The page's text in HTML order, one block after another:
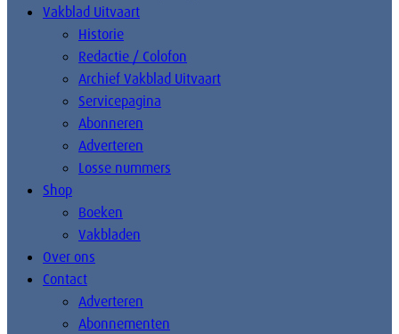
Vakblad Uitvaart
Historie
Redactie / Colofon
Archief Vakblad Uitvaart
Servicepagina
Abonneren
Adverteren
Losse nummers
Shop
Boeken
Vakbladen
Over ons
Contact
Adverteren
Abonnementen